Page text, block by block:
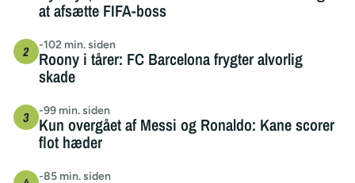
at afsætte FIFA-boss
-102 min. siden
Roony i tårer: FC Barcelona frygter alvorlig
skade
-99 min. siden
Kun overgået af Messi og Ronaldo: Kane scorer
flot hæder
-85 min. siden